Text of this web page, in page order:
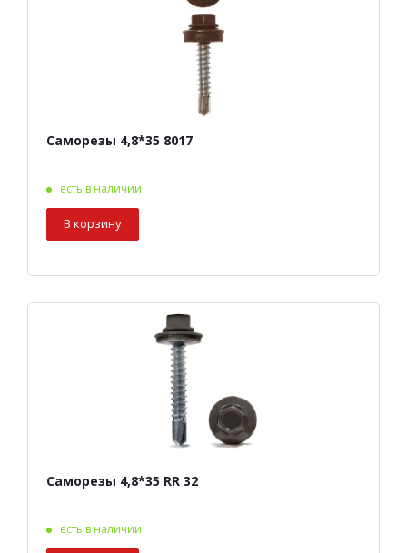
Саморезы 4,8*35 8017
есть в наличии
В корзину
Саморезы 4,8*35 RR 32
есть в наличии